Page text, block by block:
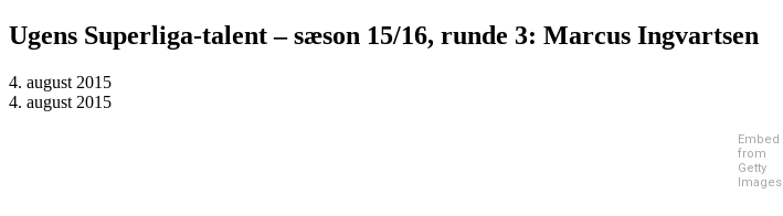
Ugens Superliga-talent – sæson 15/16, runde 3: Marcus Ingvartsen
4. august 2015
4. august 2015
Embed
from
Getty
Images